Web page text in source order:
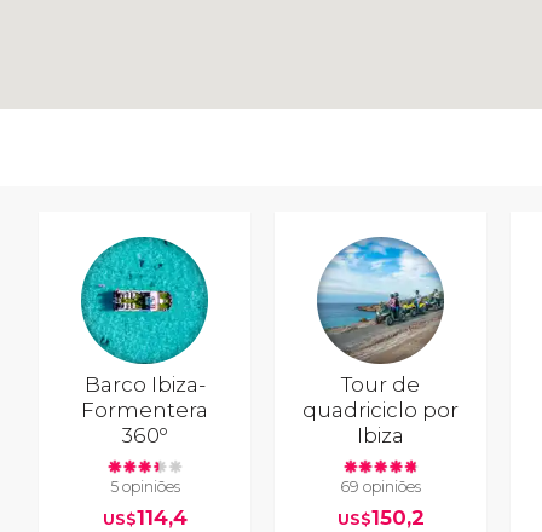
Barco Ibiza-
Formentera
360º
5 opiniões
US$114,4
Tour de
quadriciclo por
Ibiza
69 opiniões
US$150,2